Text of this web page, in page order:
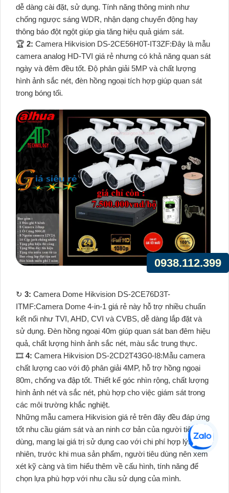
dễ dàng cài đặt, sử dụng. Tính năng thông minh như
chống ngược sáng WDR, nhận dạng chuyển động hay
thông báo đột ngột giúp gia tăng hiệu quả giám sát.
️🏆 2: Camera Hikvision DS-2CE56H0T-IT3ZF:Đây là mẫu
camera analog HD-TVI giá rẻ nhưng có khả năng quan sát
ngày và đêm đều tốt. Độ phân giải 5MP và chất lượng
hình ảnh sắc nét, đèn hồng ngoại tích hợp giúp quan sát
trong bóng tối.
↻ 3: Camera Dome Hikvision DS-2CE76D3T-
ITMF:Camera Dome 4-in-1 giá rẻ này hỗ trợ nhiều chuẩn
kết nối như TVI, AHD, CVI và CVBS, dễ dàng lắp đặt và
sử dụng. Đèn hồng ngoại 40m giúp quan sát ban đêm hiệu
quả, chất lượng hình ảnh sắc nét, màu sắc trung thực.
🎞 4: Camera Hikvision DS-2CD2T43G0-I8:Mẫu camera
chất lượng cao với độ phân giải 4MP, hỗ trợ hồng ngoại
80m, chống va đập tốt. Thiết kế góc nhìn rộng, chất lượng
hình ảnh nét và sắc nét, phù hợp cho việc giám sát trong
các môi trường khắc nghiệt.
Những mẫu camera Hikvision giá rẻ trên đây đều đáp ứng
tốt nhu cầu giám sát và an ninh cơ bản của người tiêu
dùng, mang lại giá trị sử dụng cao với chi phí hợp lý. Tuy
nhiên, trước khi mua sản phẩm, người tiêu dùng nên xem
xét kỹ càng và tìm hiểu thêm về cấu hình, tính năng để
chọn lựa phù hợp với nhu cầu sử dụng của mình.
0938.112.399